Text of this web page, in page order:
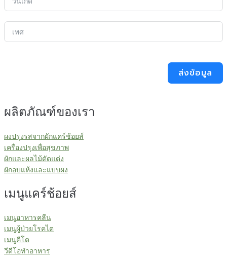
ส่งข้อมูล
ผลิตภัณฑ์ของเรา
ผงปรุงรสจากผักแคร์ช้อยส์
เครื่องปรุงเพื่อสุขภาพ
ผักและผลไม้ตัดแต่ง
ผักอบแห้งและแบบผง
เมนูแคร์ช้อยส์
เมนูอาหารคลีน
เมนูผู้ป่วยโรคไต
เมนูคีโต
วีดีโอทำอาหาร